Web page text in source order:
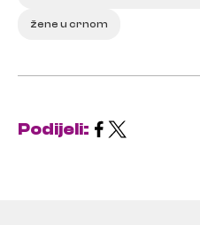
žene u crnom
Podijeli: